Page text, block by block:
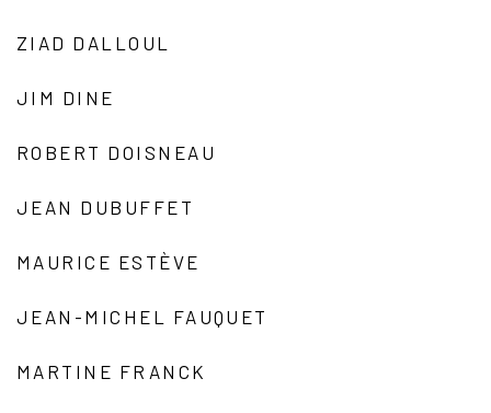
ZIAD DALLOUL
JIM DINE
ROBERT DOISNEAU
JEAN DUBUFFET
MAURICE ESTÈVE
JEAN-MICHEL FAUQUET
MARTINE FRANCK